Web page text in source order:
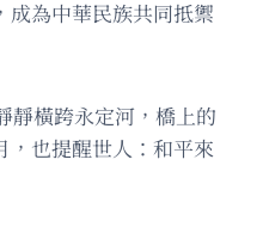
成為中華民族共同抵禦
靜橫跨永定河，橋上的
，也提醒世人：和平來